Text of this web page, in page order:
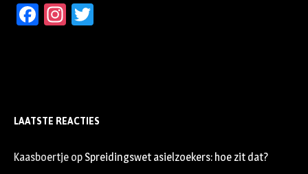
Facebook
Instagram
LAATSTE REACTIES
Kaasboertje op Spreidingswet asielzoekers: hoe zit dat?